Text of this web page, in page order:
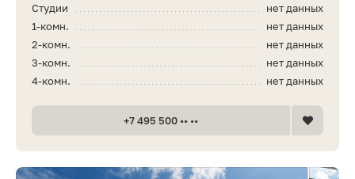
нет данных
Студии
нет данных
1-комн.
нет данных
2-комн.
нет данных
3-комн.
нет данных
4-комн.
+7 495 500 •• ••